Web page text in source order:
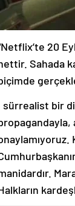
nettir. Sahada